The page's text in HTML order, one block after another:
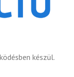
készül.